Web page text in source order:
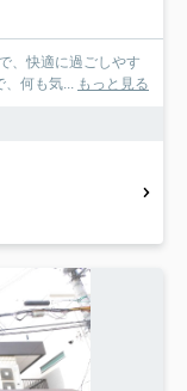
、快適に過ごしやす
、何も気... もっと見る